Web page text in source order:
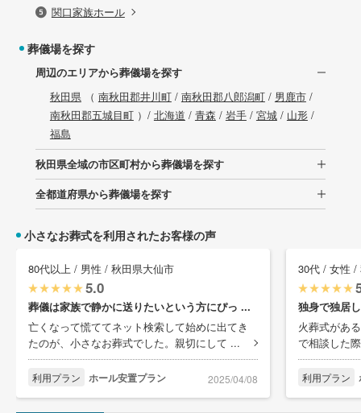
関口家族ホール
葬儀場を探す
周辺のエリアから葬儀場を探す
秋田県（ 南秋田郡井川町/ 南秋田郡八郎潟町/ 男鹿市/
南秋田郡五城目町）/ 北海道 / 青森 / 岩手/ 宮城/ 山形/
福島
秋田県全域の市区町村から葬儀場を探す
全都道府県から葬儀場を探す
小さなお葬式を利用されたお客様の声
80代以上 / 男性 / 秋田県大仙市
5.0
葬儀は家族で静かに送りたいという方にぴっ ...
亡くなって慌ててネット検索して始めに出てき
たのが、小さなお葬式でした。親切にして ...
利用プラン ホール安置プラン 2025/04/08
30代 / 女性 /
独身で独居
火葬式があ
で相談した
利用プラン